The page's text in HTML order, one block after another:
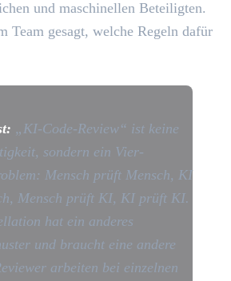
und maschinellen Beteiligten.
Team gesagt, welche Regeln dafür
„KI-Code-Review“ ist keine
sondern ein Vier-
Mensch prüft Mensch, KI
Mensch prüft KI, KI prüft KI.
hat ein anderes
und braucht eine andere
arbeiten bei einzelnen